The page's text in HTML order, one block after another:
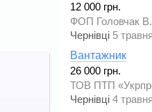
12 000 грн.
ФОП Головчак
Чернівці 5 травня
Вантажник
26 000 грн.
ТОВ ПТП
Чернівці 4 травня